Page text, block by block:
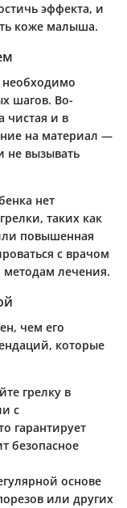
эффекта, и
коже малыша.
необходимо
шагов. Во-
чистая и в
на материал —
не вызывать
нет
таких как
повышенная
с врачом
методам лечения.
чем его
которые
грелку в
с
гарантирует
безопасное
основе
или других